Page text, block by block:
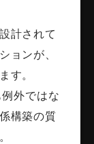
計されて
ョンが、
す。
外ではな
構築の質